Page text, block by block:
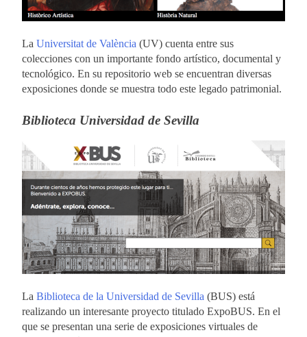
La Universitat de València (UV) cuenta entre sus
colecciones con un importante fondo artístico, documental y
tecnológico. En su repositorio web se encuentran diversas
exposiciones donde se muestra todo este legado patrimonial.
Biblioteca Universidad de Sevilla
La Biblioteca de la Universidad de Sevilla (BUS) está
realizando un interesante proyecto titulado ExpoBUS. En el
que se presentan una serie de exposiciones virtuales de